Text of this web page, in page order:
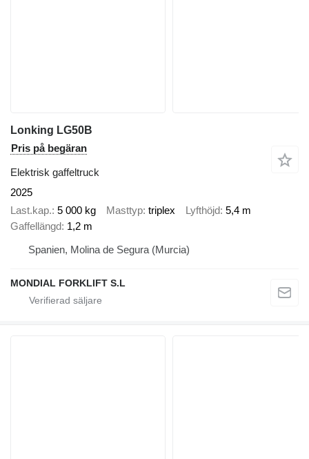
Lonking LG50B
Pris på begäran
Elektrisk gaffeltruck
2025
Last.kap. 5 000 kg Masttyp triplex Lyfthöjd 5,4 m
Gaffellängd 1,2 m
Spanien, Molina de Segura (Murcia)
MONDIAL FORKLIFT S.L